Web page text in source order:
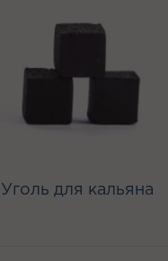
Уголь для кальяна